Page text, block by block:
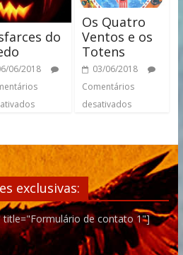
do
06/2018
Os Quatro
Ventos e os
Totens
03/06/2018
Comentários
desativados
exclusivas:
de contato 1"]